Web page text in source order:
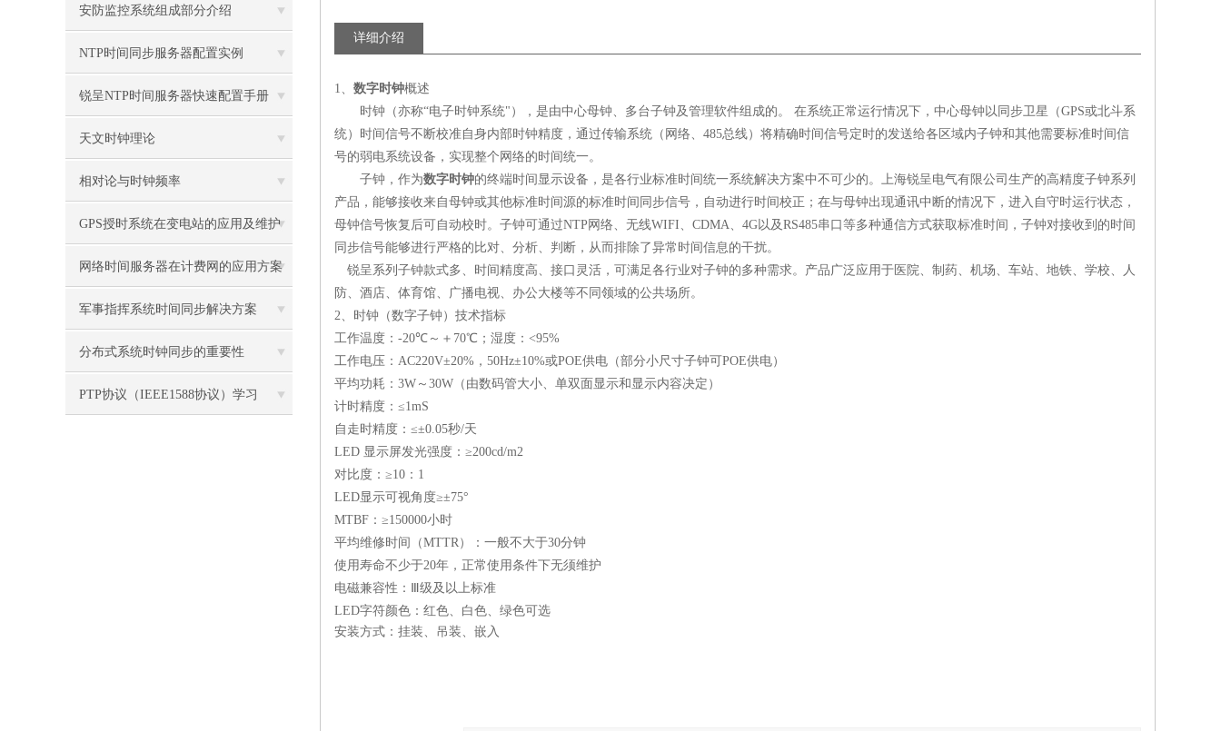
安防监控系统组成部分介绍
NTP时间同步服务器配置实例
（CISCO 7200）
锐呈NTP时间服务器快速配置手册
天文时钟理论
相对论与时钟频率
GPS授时系统在变电站的应用及维护
保养（2）
网络时间服务器在计费网的应用方案
军事指挥系统时间同步解决方案
分布式系统时钟同步的重要性
PTP协议（IEEE1588协议）学习
详细介绍
1、 数字时钟概述
时钟（亦称“电子时钟系统"），是由中心母钟、多台子钟及管理软件组成的。
在系统正常运行情况下，中心母钟以同步卫星（GPS或北斗系
统）时间信号不断校准自身内部时钟精度，通过传输系统（网络、 485总线）将精确时间信号定时的发送给各区域内子钟和其他需要标准时间信
号的弱电系统设备，实现整个网络的时间统一。
子钟，作为数字时钟的终端时间显示设备，是各行业标准时间统一系统解决方案中不可少的。上海锐呈电气有限公司生产的高精度子钟系列
产品，能够接收来自母钟或其他标准时间源的标准时间同步信号，自动进行时间校正；在与母钟出现通讯中断的情况下，进入自守时运行状态，
母钟信号恢复后可自动校时。子钟可通过NTP 网络、无线WIFI、 CDMA、 4G以及RS485串口等多种通信方式获取标准时间，子钟对接收到的时间
同步信号能够进行严格的比对、分析、判断，从而排除了异常时间信息的干扰。
锐呈系列子钟款式多、时间精度高、接口灵活，可满足各行业对子钟的多种需求。产品广泛应用于医院、制药、机场、车站、地铁、学校、人
防、酒店、体育馆、广播电视、办公大楼等不同领域的公共场所。
2、时钟（数字子钟） 技术指标
工作温度： -20℃～＋ 70℃；湿度： <95%
工作电压： AC220V±20% ， 50Hz±10%或POE供电（部分小尺寸子钟可POE供电）
平均功耗： 3W ～ 30W （由数码管大小、单双面显示和显示内容决定）
计时精度： ≤1mS
自走时精度：≤±0.05秒/天
LED 显示屏发光强度： ≥200cd/m2
对比度： ≥10 ： 1
LED显示可视角度≥±75°
MTBF ： ≥150000小时
平均维修时间（MTTR）：一般不大于30分钟
使用寿命不少于20年，正常使用条件下无须维护
电磁兼容性：Ⅲ级及以上标准
LED字符颜色：红色、白色、绿色可选
安装方式：挂装、吊装、嵌入